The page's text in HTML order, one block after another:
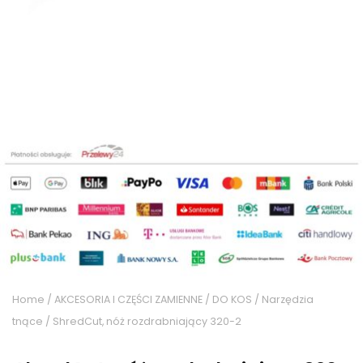
Home / AKCESORIA I CZĘŚCI ZAMIENNE / DO KOS / Narzędzia
tnące / ShredCut, nóż rozdrabniający 320-2